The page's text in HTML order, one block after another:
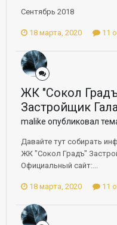
Сентябрь 2018
18 марта, 2020 11
ЖК "Сокол
Застройщик
malike опубликовал
Давайте тут собирать
ЖК "Сокол Градъ"
Официальный сайт:...
18 марта, 2020 11